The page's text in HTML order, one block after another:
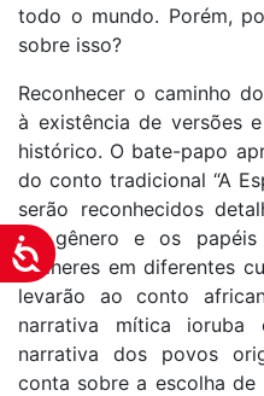
Acessibilidade
todo o mundo. Porém,
sobre isso?
Reconhecer o caminho
à existência de versões
histórico. O bate-papo
do conto tradicional “A
serão reconhecidos
de gênero e os papéis
mulheres em diferentes
levarão ao conto
narrativa mítica
narrativa dos povos
conta sobre a escolha